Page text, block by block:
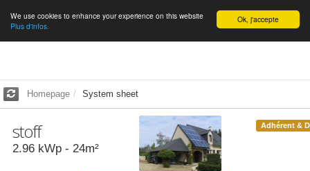
English Ok, j'accepte
We use cookies to enhance your experience on this website
Plus d'infos.
Homepage System sheet
stoff
2.96 kWp - 24m²
Adhérent &